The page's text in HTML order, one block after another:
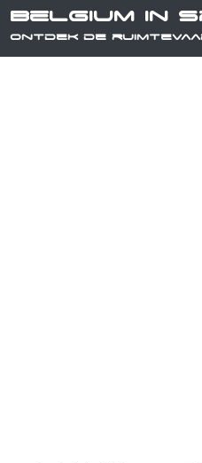
Belgium in
Ontdek de